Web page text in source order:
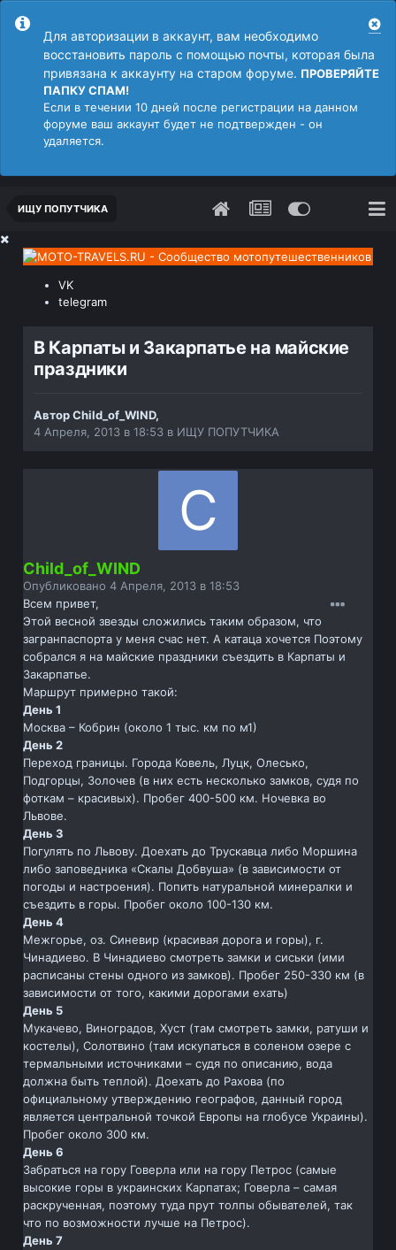
Для авторизации в аккаунт, вам необходимо
восстановить пароль с помощью почты, которая была
привязана к аккаунту на старом форуме. ПРОВЕРЯЙТЕ
ПАПКУ СПАМ!
Если в течении 10 дней после регистрации на данном
форуме ваш аккаунт будет не подтвержден - он
удаляется.
ИЩУ ПОПУТЧИКА
VK
telegram
В Карпаты и Закарпатье на майские
праздники
АвторChild_of_WIND,
4 Апреля, 2013 в 18:53 в ИЩУ ПОПУТЧИКА
Child_of_WIND
Опубликовано4 Апреля, 2013 в 18:53
Всем привет,
Этой весной звезды сложились таким образом, что
загранпаспорта у меня счас нет. А катаца хочется Поэтому
собрался я на майские праздники съездить в Карпаты и
Закарпатье.
Маршрут примерно такой:
День 1
Москва – Кобрин (около 1 тыс. км по м1)
День 2
Переход границы. Города Ковель, Луцк, Олесько,
Подгорцы, Золочев (в них есть несколько замков, судя по
фоткам – красивых). Пробег 400-500 км. Ночевка во
Львове.
День 3
Погулять по Львову. Доехать до Трускавца либо Моршина
либо заповедника «Скалы Добвуша» (в зависимости от
погоды и настроения). Попить натуральной минералки и
съездить в горы. Пробег около 100-130 км.
День 4
Межгорье, оз. Синевир (красивая дорога и горы), г.
Чинадиево. В Чинадиево смотреть замки и сиськи (ими
расписаны стены одного из замков). Пробег 250-330 км (в
зависимости от того, какими дорогами ехать)
День 5
Мукачево, Виноградов, Хуст (там смотреть замки, ратуши и
костелы), Солотвино (там искупаться в соленом озере с
термальными источниками – судя по описанию, вода
должна быть теплой). Доехать до Рахова (по
официальному утверждению географов, данный город
является центральной точкой Европы на глобусе Украины).
Пробег около 300 км.
День 6
Забраться на гору Говерла или на гору Петрос (самые
высокие горы в украинских Карпатах; Говерла – самая
раскрученная, поэтому туда прут толпы обывателей, так
что по возможности лучше на Петрос).
День 7